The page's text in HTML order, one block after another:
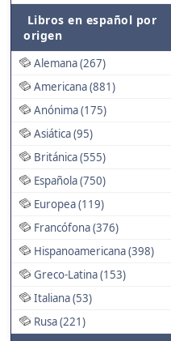
Libros en español por
origen
Alemana (267)
Americana (881)
Anónima (175)
Asiática (95)
Británica (555)
Española (750)
Europea (119)
Francófona (376)
Hispanoamericana (398)
Greco-Latina (153)
Italiana (53)
Rusa (221)